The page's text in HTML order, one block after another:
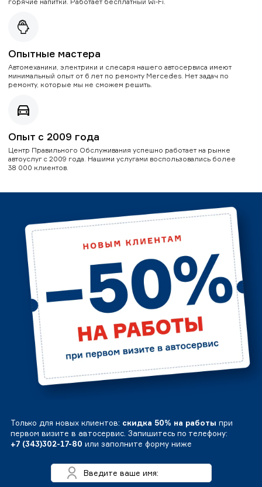
Опытные мастера
Автомеханики, электрики и слесаря нашего автосервиса имеют
минимальный опыт от 6 лет по ремонту Mercedes. Нет задач по
ремонту, которые мы не сможем решить.
Опыт с 2009 года
Центр Правильного Обслуживания успешно работает на рынке
автоуслуг с 2009 года. Нашими услугами воспользовались более
38 000 клиентов.
Только для новых клиентов: скидка 50% на работы при
первом визите в автосервис. Запишитесь по телефону:
+7 (343)302-17-80 или заполните форму ниже